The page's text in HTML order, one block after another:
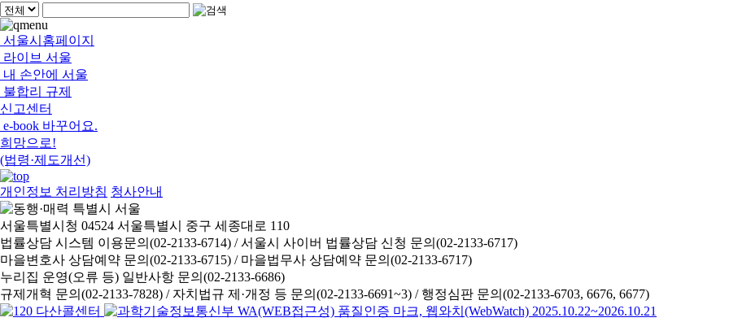
서울시홈페이지
라이브 서울
내 손안에 서울
불합리 규제
신고센터
e-book 바꾸어요.
희망으로!
(법령·제도개선)
개인정보 처리방침 청사안내
서울특별시청 04524 서울특별시 중구 세종대로 110
법률상담 시스템 이용문의(02-2133-6714) /서울시 사이버 법률상담 신청 문의(02-2133-6717)
마을변호사 상담예약 문의(02-2133-6715) / 마을법무사 상담예약 문의(02-2133-6717)
누리집 운영(오류 등) 일반사항 문의(02-2133-6686)
규제개혁 문의(02-2133-7828) / 자치법규 제·개정 등 문의(02-2133-6691~3) / 행정심판 문의(02-2133-6703, 6676, 6677)